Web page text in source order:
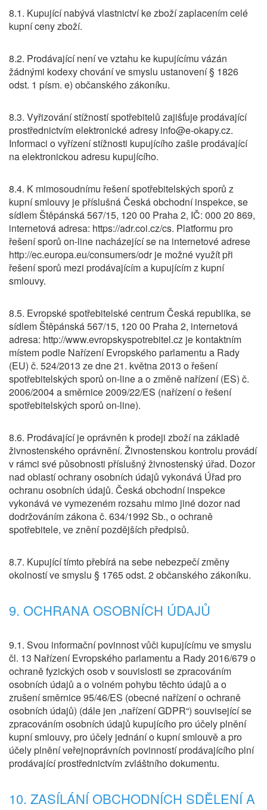
8.1. Kupující nabývá vlastnictví ke zboží zaplacením celé
kupní ceny zboží.
8.2. Prodávající není ve vztahu ke kupujícímu vázán
žádnými kodexy chování ve smyslu ustanovení § 1826
odst. 1 písm. e) občanského zákoníku.
8.3. Vyřizování stížností spotřebitelů zajišťuje prodávající
prostřednictvím elektronické adresy info@e-okapy.cz.
Informaci o vyřízení stížnosti kupujícího zašle prodávající
na elektronickou adresu kupujícího.
8.4. K mimosoudnímu řešení spotřebitelských sporů z
kupní smlouvy je příslušná Česká obchodní inspekce, se
sídlem Štěpánská 567/15, 120 00 Praha 2, IČ: 000 20 869,
internetová adresa: https://adr.coi.cz/cs. Platformu pro
řešení sporů on-line nacházející se na internetové adrese
http://ec.europa.eu/consumers/odr je možné využít při
řešení sporů mezi prodávajícím a kupujícím z kupní
smlouvy.
8.5. Evropské spotřebitelské centrum Česká republika, se
sídlem Štěpánská 567/15, 120 00 Praha 2, internetová
adresa: http://www.evropskyspotrebitel.cz je kontaktním
místem podle Nařízení Evropského parlamentu a Rady
(EU) č. 524/2013 ze dne 21. května 2013 o řešení
spotřebitelských sporů on-line a o změně nařízení (ES) č.
2006/2004 a směrnice 2009/22/ES (nařízení o řešení
spotřebitelských sporů on-line).
8.6. Prodávající je oprávněn k prodeji zboží na základě
živnostenského oprávnění. Živnostenskou kontrolu provádí
v rámci své působnosti příslušný živnostenský úřad. Dozor
nad oblastí ochrany osobních údajů vykonává Úřad pro
ochranu osobních údajů. Česká obchodní inspekce
vykonává ve vymezeném rozsahu mimo jiné dozor nad
dodržováním zákona č. 634/1992 Sb., o ochraně
spotřebitele, ve znění pozdějších předpisů.
8.7. Kupující tímto přebírá na sebe nebezpečí změny
okolností ve smyslu § 1765 odst. 2 občanského zákoníku.
9. OCHRANA OSOBNÍCH ÚDAJŮ
9.1. Svou informační povinnost vůči kupujícímu ve smyslu
čl. 13 Nařízení Evropského parlamentu a Rady 2016/679 o
ochraně fyzických osob v souvislosti se zpracováním
osobních údajů a o volném pohybu těchto údajů a o
zrušení směrnice 95/46/ES (obecné nařízení o ochraně
osobních údajů) (dále jen „nařízení GDPR“) související se
zpracováním osobních údajů kupujícího pro účely plnění
kupní smlouvy, pro účely jednání o kupní smlouvě a pro
účely plnění veřejnoprávních povinností prodávajícího plní
prodávající prostřednictvím zvláštního dokumentu.
10. ZASÍLÁNÍ OBCHODNÍCH SDĚLENÍ A